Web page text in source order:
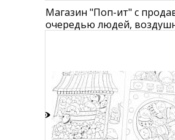
Магазин "Поп-ит" с
очередью людей,